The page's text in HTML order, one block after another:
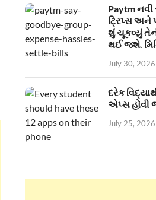
Paytm
ટ્રિપ્સ અને
શું ચૂકવ્યું
થઈ જશે.
July 30, 2026
દરેક
એપ્સ હોવી
July 25, 2026